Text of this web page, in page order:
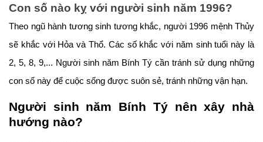
Con số nào kỵ với người sinh năm 1996?
Theo ngũ hành tương sinh tương khắc, người 1996 mệnh Thủy
sẽ khắc với Hỏa và Thổ. Các số khắc với năm sinh tuổi này là
2, 5, 8, 9,... Người sinh năm Bính Tý cần tránh sử dụng những
con số này để cuộc sống được suôn sẻ, tránh những vận hạn.
Người sinh năm Bính Tý nên xây nhà
hướng nào?